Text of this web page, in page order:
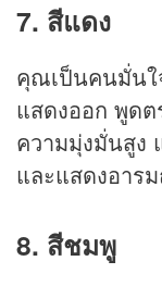
7. สีแดง
คุณเป็นคนมั่นใ
แสดงออก พูด
ความมุ่งมั่นสูง
และแสดงอาร
8. สีชมพู